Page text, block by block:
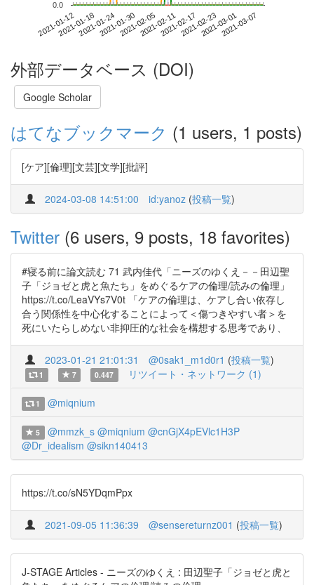
2021-01-122021-01-182021-01-242021-01-302021-02-052021-02-112021-02-172021-02-232021-03-012021-03-07
0.0
外部データベース (DOI)
Google Scholar
はてなブックマーク (1 users, 1 posts)
[ケア][倫理][文芸][文学][批評]
2024-03-08 14:51:00 id:yanoz (投稿一覧)
Twitter (6 users, 9 posts, 18 favorites)
#寝る前に論文読む 71 武内佳代「ニーズのゆくえ－－田辺聖
子「ジョゼと虎と魚たち」をめぐるケアの倫理/読みの倫理」
https://t.co/LeaVYs7V0t 「ケアの倫理は、ケアし合い依存し
合う関係性を中心化することによって＜傷つきやすい者＞を
死にいたらしめない非抑圧的な社会を構想する思考であり、
2023-01-21 21:01:31 @0sak1_m1d0r1 (投稿一覧)
1 7 0.447 リツイート・ネットワーク (1)
1 @miqnium
5 @mmzk_s @miqnium @cnGjX4pEVlc1H3P
@Dr_idealism @sikn140413
https://t.co/sN5YDqmPpx
2021-09-05 11:36:39 @sensereturnz001 (投稿一覧)
J-STAGE Articles - ニーズのゆくえ : 田辺聖子「ジョゼと虎と